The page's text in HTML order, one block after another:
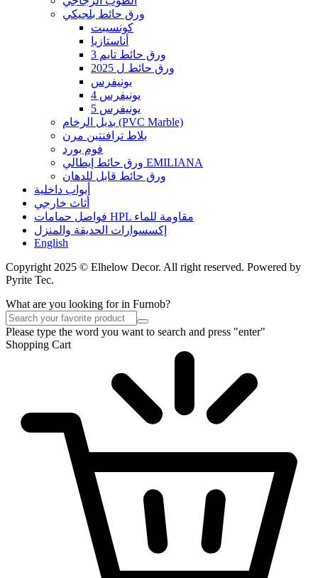
ورق حائط بلجيكي
كونسيبت
أناستازيا
ورق حائط تايم 3
ورق حائط ل 2025
يونيفرس
يونيفرس 4
يونيفرس 5
بديل الرخام (PVC Marble)
بلاط ترافنتين مرن
فوم بورد
ورق حائط إيطالي EMILIANA
ورق حائط قابل للدهان
أبواب داخلية
أثاث خارجي
فواصل حمامات HPL مقاومة للماء
إكسسوارات الحديقة والمنزل
English
Copyright 2025 © Elhelow Decor. All right reserved. Powered by
Pyrite Tec.
What are you looking for in Furnob?
Please type the word you want to search and press "enter"
Shopping Cart